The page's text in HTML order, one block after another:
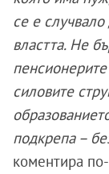
се е
властта. Не
силовите
подкрепа –
коментира